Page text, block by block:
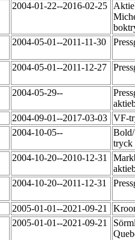
2004-01-22--2016-02-25
2004-05-01--2011-11-30
2004-05-01--2011-12-27
2004-05-29--
2004-09-01--2017-03-03 VF-
2004-10-05--
Bold/
tryck
2004-10-20--2010-12-31
2004-10-20--2011-12-31
2005-01-01--2021-09-21
2005-01-01--2021-09-21